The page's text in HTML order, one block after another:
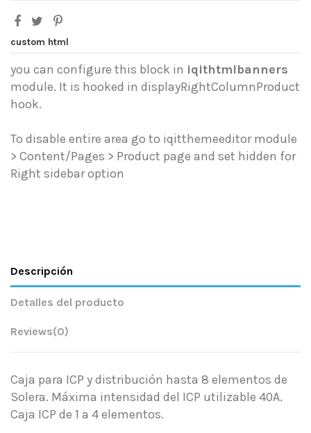
custom html
you can configure this block in iqithtmlbanners
module. It is hooked in displayRightColumnProduct
hook.
To disable entire area go to iqitthemeeditor module
> Content/Pages > Product page and set hidden for
Right sidebar option
Descripción
Detalles del producto
Reviews(0)
Caja para ICP y distribución hasta 8 elementos de
Solera. Máxima intensidad del ICP utilizable 40A.
Caja ICP de 1 a 4 elementos.